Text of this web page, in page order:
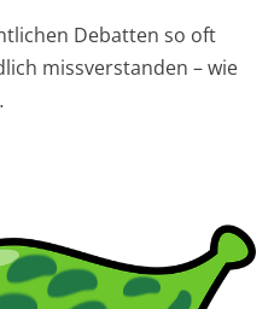
Debatten so oft
missverstanden – wie